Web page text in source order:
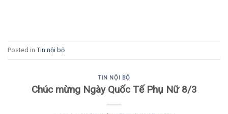
Posted in Tin nội bộ
TIN NỘI BỘ
Chúc mừng Ngày Quốc Tế Phụ Nữ 8/3